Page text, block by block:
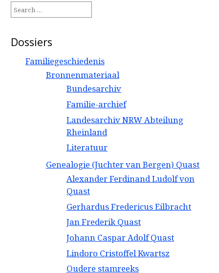
for:
Dossiers
Familiegeschiedenis
Bronnenmateriaal
Bundesarchiv
Familie-archief
Landesarchiv NRW Abteilung
Rheinland
Literatuur
Genealogie (Juchter van Bergen) Quast
Alexander Ferdinand Ludolf von
Quast
Gerhardus Fredericus Eilbracht
Jan Frederik Quast
Johann Caspar Adolf Quast
Lindoro Cristoffel Kwartsz
Oudere stamreeks